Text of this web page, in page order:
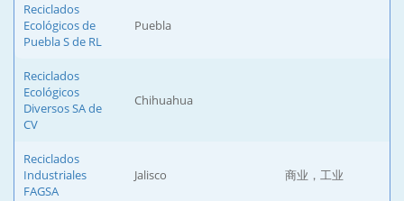
Reciclados
Ecológicos de
Puebla S de RL
Puebla
Reciclados
Ecológicos
Diversos SA de
CV
Chihuahua
Reciclados
Industriales
FAGSA
Jalisco 商业，工业